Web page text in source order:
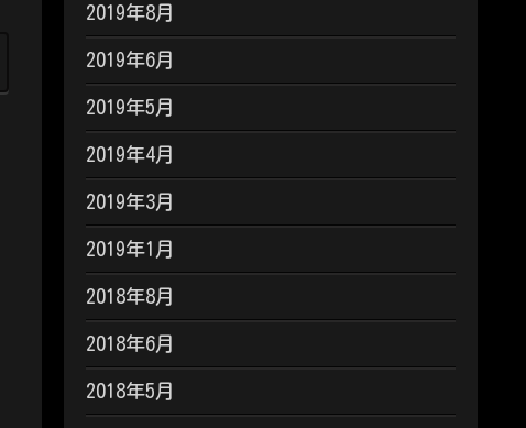
2019年8月
2019年6月
2019年5月
2019年4月
2019年3月
2019年1月
2018年8月
2018年6月
2018年5月